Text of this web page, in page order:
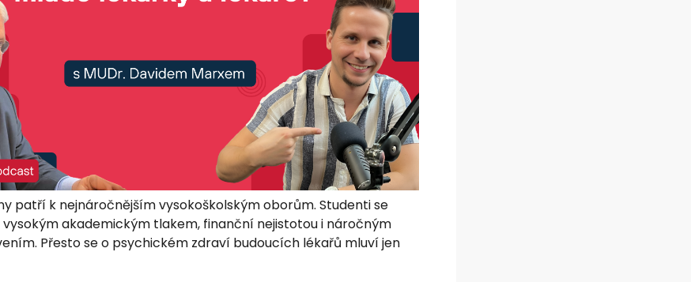
patří k nejnáročnějším vysokoškolským oborům. Studenti se
akademickým tlakem, finanční nejistotou i náročným
Přesto se o psychickém zdraví budoucích lékařů mluví jen